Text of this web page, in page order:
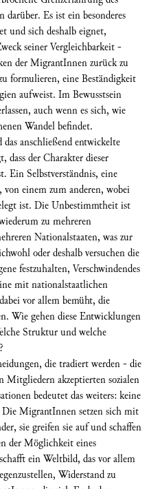
Es ist ein besonderes
und sich deshalb eignet,
seiner Vergleichbarkeit -
der MigrantInnen zurück zu
formulieren, eine Beständigkeit
aufweist. Im Bewusstsein
auch wenn es sich, wie
Wandel befindet.
anschließend entwickelte
dass der Charakter dieser
Ein Selbstverständnis, eine
einem zum anderen, wobei
ist. Die Unbestimmtheit ist
zu mehreren
Nationalstaaten, was zur
oder deshalb versuchen die
festzuhalten, Verschwindendes
mit nationalstaatlichen
vor allem bemüht, die
Wie gehen diese Entwicklungen
Struktur und welche
die tradiert werden - die
Mitgliedern akzeptierten sozialen
bedeutet das weiters: keine
MigrantInnen setzen sich mit
sie greifen sie auf und schaffen
der Möglichkeit eines
ein Weltbild, das vor allem
Widerstand zu